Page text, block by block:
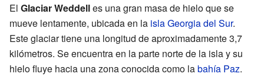
El Glaciar Weddelles una gran masa de hielo que se
mueve lentamente, ubicada en la isla Georgia del Sur.
Este glaciar tiene una longitud de aproximadamente 3,7
kilómetros. Se encuentra en la parte norte de la isla y su
hielo fluye hacia una zona conocida como labahía Paz.